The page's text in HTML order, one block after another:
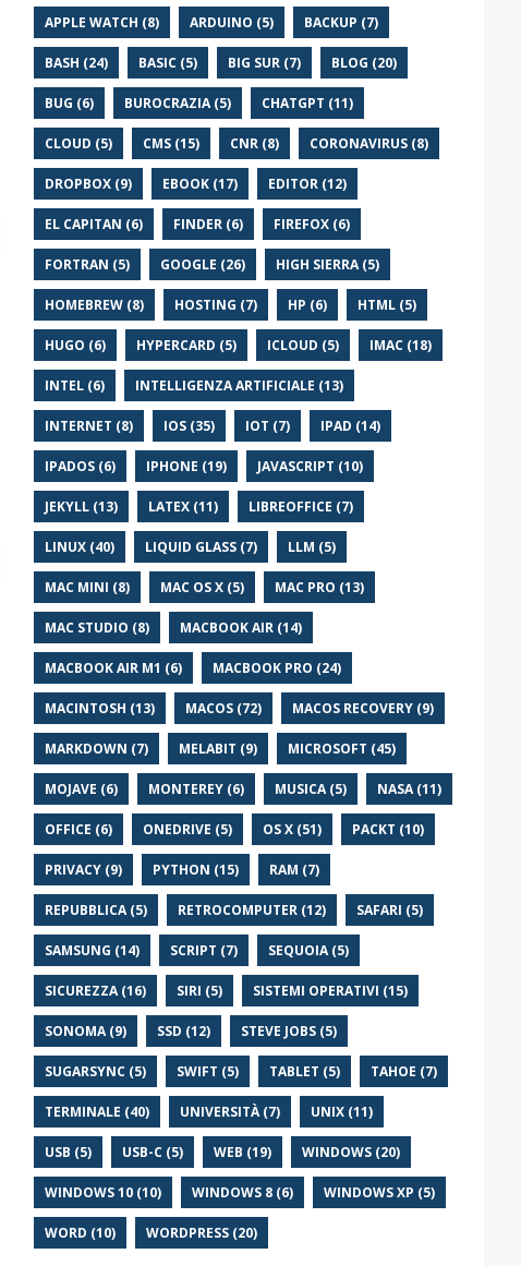
APPLE WATCH (8) ARDUINO (5) BACKUP (7)
BASH (24) BASIC (5) BIG SUR (7) BLOG (20)
BUG (6) BUROCRAZIA (5) CHATGPT (11)
CLOUD (5) CMS (15) CNR (8) CORONAVIRUS (8)
DROPBOX (9) EBOOK (17) EDITOR (12)
EL CAPITAN (6) FINDER (6) FIREFOX (6)
FORTRAN (5) GOOGLE (26) HIGH SIERRA (5)
HOMEBREW (8) HOSTING (7) HP (6) HTML (5)
HUGO (6) HYPERCARD (5) ICLOUD (5) IMAC (18)
INTEL (6) INTELLIGENZA ARTIFICIALE (13)
INTERNET (8) IOS (35) IOT (7) IPAD (14)
IPADOS (6) IPHONE (19) JAVASCRIPT (10)
JEKYLL (13) LATEX (11) LIBREOFFICE (7)
LINUX (40) LIQUID GLASS (7) LLM (5)
MAC MINI (8) MAC OS X (5) MAC PRO (13)
MAC STUDIO (8) MACBOOK AIR (14)
MACBOOK AIR M1 (6) MACBOOK PRO (24)
MACINTOSH (13) MACOS (72) MACOS RECOVERY (9)
MARKDOWN (7) MELABIT (9) MICROSOFT (45)
MOJAVE (6) MONTEREY (6) MUSICA (5) NASA (11)
OFFICE (6) ONEDRIVE (5) OS X (51) PACKT (10)
PRIVACY (9) PYTHON (15) RAM (7)
REPUBBLICA (5) RETROCOMPUTER (12) SAFARI (5)
SAMSUNG (14) SCRIPT (7) SEQUOIA (5)
SICUREZZA (16) SIRI (5) SISTEMI OPERATIVI (15)
SONOMA (9) SSD (12) STEVE JOBS (5)
SUGARSYNC (5) SWIFT (5) TABLET (5) TAHOE (7)
TERMINALE (40) UNIVERSITÀ (7) UNIX (11)
USB (5) USB-C (5) WEB (19) WINDOWS (20)
WINDOWS 10 (10) WINDOWS 8 (6) WINDOWS XP (5)
WORD (10) WORDPRESS (20)